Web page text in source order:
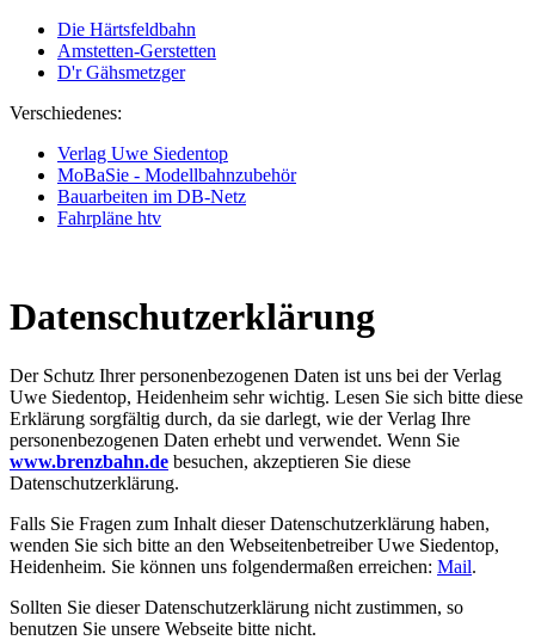
Die Härtsfeldbahn
Amstetten-Gerstetten
D'r Gähsmetzger
Verschiedenes:
Verlag Uwe Siedentop
MoBaSie - Modellbahnzubehör
Bauarbeiten im DB-Netz
Fahrpläne htv
Datenschutzerklärung
Der Schutz Ihrer personenbezogenen Daten ist uns bei der Verlag
Uwe Siedentop, Heidenheim sehr wichtig. Lesen Sie sich bitte diese
Erklärung sorgfältig durch, da sie darlegt, wie der Verlag Ihre
personenbezogenen Daten erhebt und verwendet. Wenn Sie
www.brenzbahn.de besuchen, akzeptieren Sie diese
Datenschutzerklärung.
Falls Sie Fragen zum Inhalt dieser Datenschutzerklärung haben,
wenden Sie sich bitte an den Webseitenbetreiber Uwe Siedentop,
Heidenheim. Sie können uns folgendermaßen erreichen: Mail.
Sollten Sie dieser Datenschutzerklärung nicht zustimmen, so
benutzen Sie unsere Webseite bitte nicht.